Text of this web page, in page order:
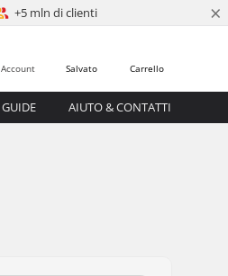
+5 mln di clienti ×
Carrello
Salvato
Account
GUIDE AIUTO & CONTATTI